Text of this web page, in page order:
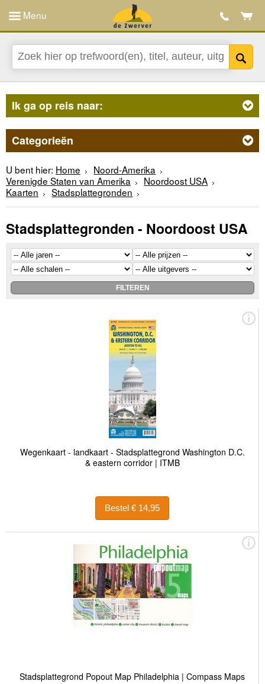
Menu
Ik ga op reis naar:
Categorieën
U bent hier: Home
Noord-Amerika
Verenigde Staten van Amerika
Noordoost USA
Kaarten
Stadsplattegronden
Stadsplattegronden - Noordoost USA
Wegenkaart - landkaart - Stadsplattegrond Washington D.C.
& eastern corridor | ITMB
Bestel € 14,95
Stadsplattegrond Popout Map Philadelphia | Compass Maps